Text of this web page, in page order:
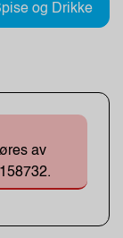
og Drikke
av